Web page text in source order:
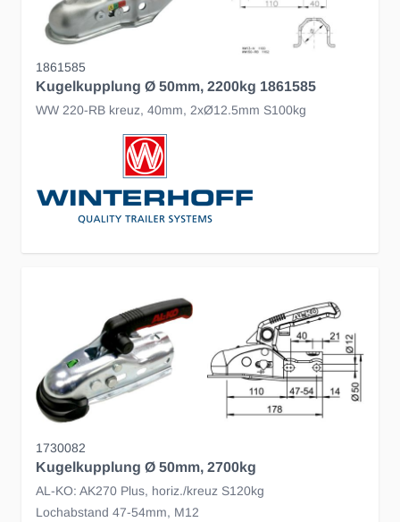
1861585
Kugelkupplung Ø 50mm, 2200kg 1861585
WW 220-RB kreuz, 40mm, 2xØ12.5mm S100kg
1730082
Kugelkupplung Ø 50mm, 2700kg
AL-KO: AK270 Plus, horiz./kreuz S120kg
Lochabstand 47-54mm, M12